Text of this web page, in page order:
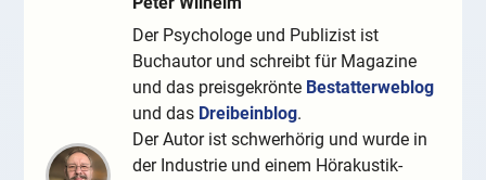
Der Psychologe und Publizist ist
Buchautor und schreibt für Magazine
und das preisgekrönte Bestatterweblog
und das Dreibeinblog.
Der Autor ist schwerhörig und wurde in
der Industrie und einem Hörakustik-